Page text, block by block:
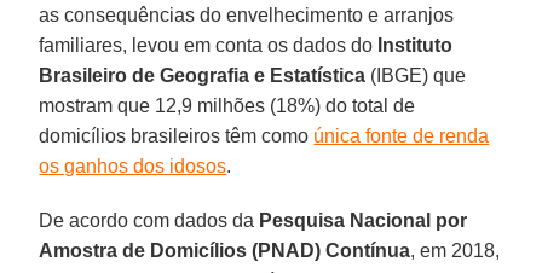
as consequências do envelhecimento e arranjos
familiares, levou em conta os dados do Instituto
Brasileiro de Geografia e Estatística (IBGE) que
mostram que 12,9 milhões (18%) do total de
domicílios brasileiros têm como única fonte de renda
os ganhos dos idosos.
De acordo com dados da Pesquisa Nacional por
Amostra de Domicílios (PNAD) Contínua, em 2018,